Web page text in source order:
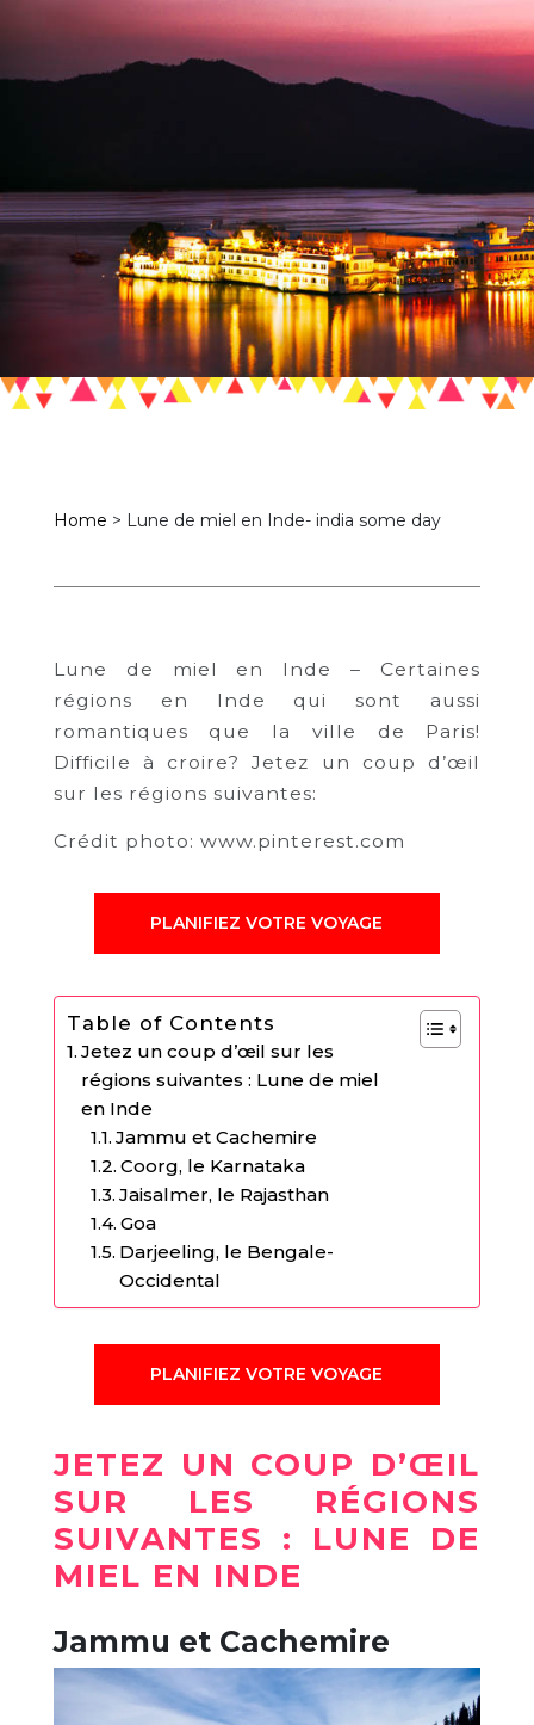
Home > Lune de miel en Inde- india some day
Lune de miel en Inde – Certaines
régions en Inde qui sont aussi
romantiques que la ville de Paris!
Difficile à croire? Jetez un coup d’œil
sur les régions suivantes:
Crédit photo: www.pinterest.com
PLANIFIEZ VOTRE VOYAGE
Table of Contents
Jetez un coup d’œil sur les
régions suivantes : Lune de miel
en Inde
Jammu et Cachemire
Coorg, le Karnataka
Jaisalmer, le Rajasthan
Goa
Darjeeling, le Bengale-
Occidental
PLANIFIEZ VOTRE VOYAGE
JETEZ UN COUP D’ŒIL
SUR LES RÉGIONS
SUIVANTES : LUNE DE
MIEL EN INDE
Jammu et Cachemire